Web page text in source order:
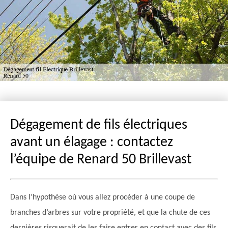
Dégagement de fils électriques
avant un élagage : contactez
l’équipe de Renard 50 Brillevast
Dans l’hypothèse où vous allez procéder à une coupe de
branches d’arbres sur votre propriété, et que la chute de ces